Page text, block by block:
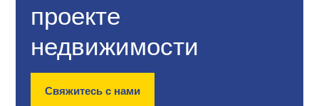
проекте
недвижимости
Свяжитесь с нами